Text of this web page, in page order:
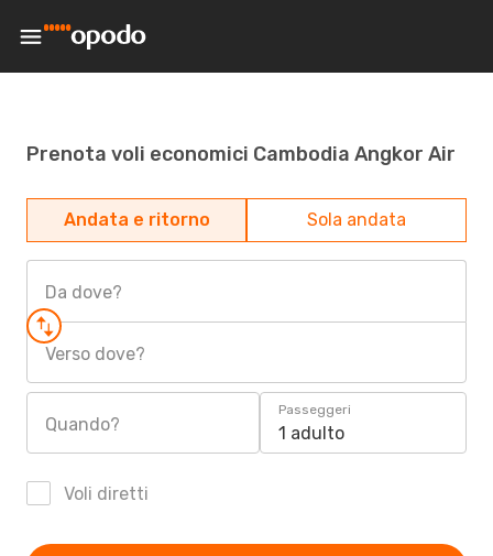
Prenota voli economici Cambodia Angkor Air
Andata e ritorno Sola andata
Da dove?
Verso dove?
Quando?
Passeggeri
1 adulto
Voli diretti